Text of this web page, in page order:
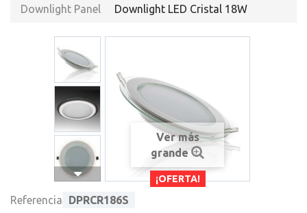
Downlight Panel
Downlight LED Cristal 18W
¡OFERTA!
Ver más
grande
Referencia DPRCR186S